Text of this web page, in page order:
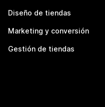
Diseño de tiendas
Marketing y conversión
Gestión de tiendas